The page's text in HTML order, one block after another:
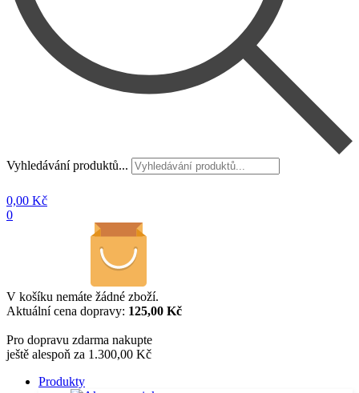
Vyhledávání produktů...
0,00 Kč
0
V košíku nemáte žádné zboží.
Aktuální cena dopravy: 125,00 Kč
Pro dopravu zdarma nakupte
ještě alespoň za 1.300,00 Kč
Produkty